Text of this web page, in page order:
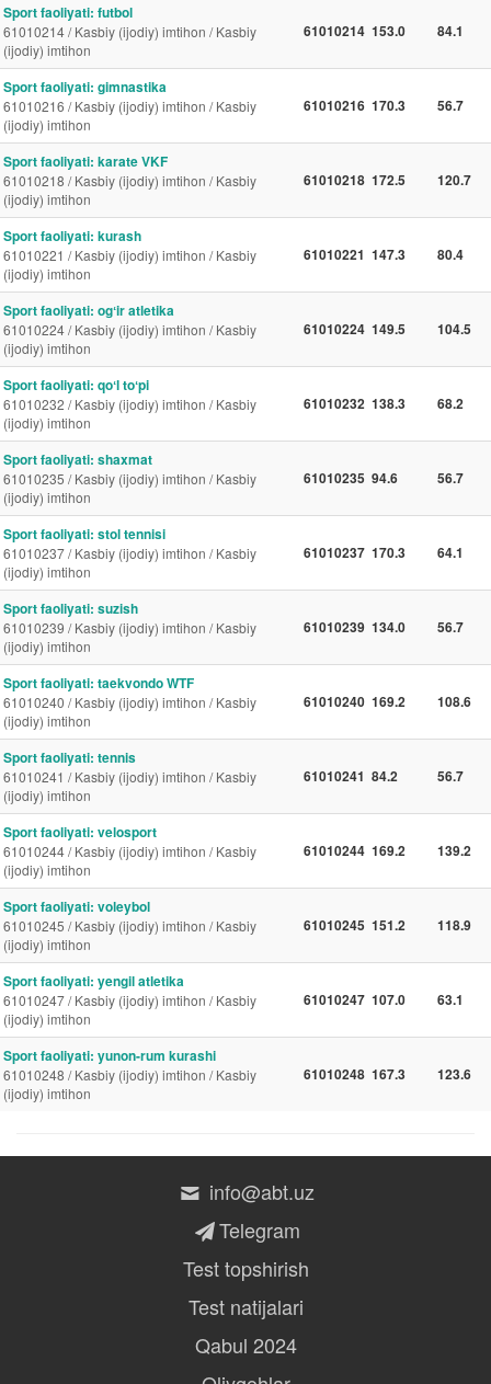
Sport faoliyati: futbol
61010214 / Kasbiy (ijodiy) imtihon / Kasbiy
(ijodiy) imtihon
61010214 153.0 84.1
Sport faoliyati: gimnastika
61010216 / Kasbiy (ijodiy) imtihon / Kasbiy
(ijodiy) imtihon
61010216 170.3 56.7
Sport faoliyati: karate VKF
61010218 / Kasbiy (ijodiy) imtihon / Kasbiy
(ijodiy) imtihon
61010218 172.5 120.7
Sport faoliyati: kurash
61010221 / Kasbiy (ijodiy) imtihon / Kasbiy
(ijodiy) imtihon
61010221 147.3 80.4
Sport faoliyati: ogʻir atletika
61010224 / Kasbiy (ijodiy) imtihon / Kasbiy
(ijodiy) imtihon
61010224 149.5 104.5
Sport faoliyati: qoʻl toʻpi
61010232 / Kasbiy (ijodiy) imtihon / Kasbiy
(ijodiy) imtihon
61010232 138.3 68.2
Sport faoliyati: shaxmat
61010235 / Kasbiy (ijodiy) imtihon / Kasbiy
(ijodiy) imtihon
61010235 94.6 56.7
Sport faoliyati: stol tennisi
61010237 / Kasbiy (ijodiy) imtihon / Kasbiy
(ijodiy) imtihon
61010237 170.3 64.1
Sport faoliyati: suzish
61010239 / Kasbiy (ijodiy) imtihon / Kasbiy
(ijodiy) imtihon
61010239 134.0 56.7
Sport faoliyati: taekvondo WTF
61010240 / Kasbiy (ijodiy) imtihon / Kasbiy
(ijodiy) imtihon
61010240 169.2 108.6
Sport faoliyati: tennis
61010241 / Kasbiy (ijodiy) imtihon / Kasbiy
(ijodiy) imtihon
61010241 84.2 56.7
Sport faoliyati: velosport
61010244 / Kasbiy (ijodiy) imtihon / Kasbiy
(ijodiy) imtihon
61010244 169.2 139.2
Sport faoliyati: voleybol
61010245 / Kasbiy (ijodiy) imtihon / Kasbiy
(ijodiy) imtihon
61010245 151.2 118.9
Sport faoliyati: yengil atletika
61010247 / Kasbiy (ijodiy) imtihon / Kasbiy
(ijodiy) imtihon
61010247 107.0 63.1
Sport faoliyati: yunon-rum kurashi
61010248 / Kasbiy (ijodiy) imtihon / Kasbiy
(ijodiy) imtihon
61010248 167.3 123.6
info@abt.uz
Telegram
Test topshirish
Test natijalari
Qabul 2024